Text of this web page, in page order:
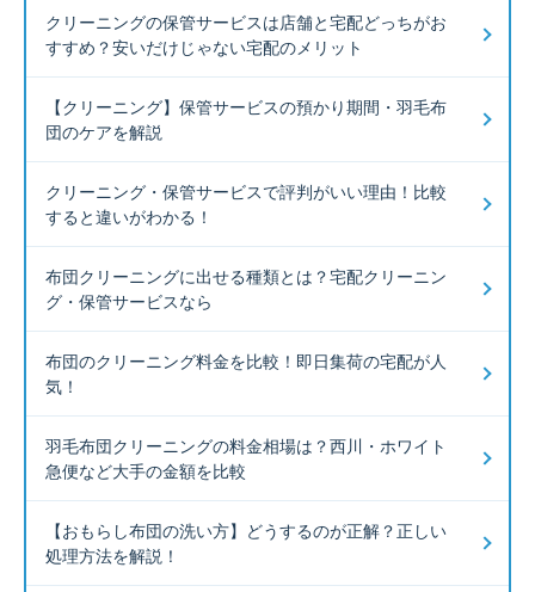
クリーニングの保管サービスは店舗と宅配どっちがお
すすめ？安いだけじゃない宅配のメリット
【クリーニング】保管サービスの預かり期間・羽毛布
団のケアを解説
クリーニング・保管サービスで評判がいい理由！比較
すると違いがわかる！
布団クリーニングに出せる種類とは？宅配クリーニン
グ・保管サービスなら
布団のクリーニング料金を比較！即日集荷の宅配が人
気！
羽毛布団クリーニングの料金相場は？西川・ホワイト
急便など大手の金額を比較
【おもらし布団の洗い方】どうするのが正解？正しい
処理方法を解説！